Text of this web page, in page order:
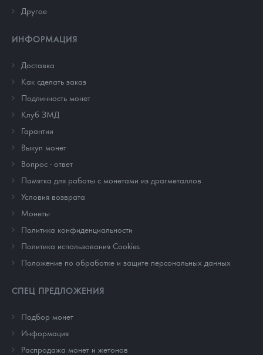
Другое
ИНФОРМАЦИЯ
Доставка
Как сделать заказ
Подлинность монет
Клуб ЗМД
Гарантии
Выкуп монет
Вопрос - ответ
Памятка для работы с монетами из драгметаллов
Условия возврата
Монеты
Политика конфиденциальности
Политика использования Cookies
Положение по обработке и защите персональных данных
СПЕЦ ПРЕДЛОЖЕНИЯ
Подбор монет
Информация
Распродажа монет и жетонов